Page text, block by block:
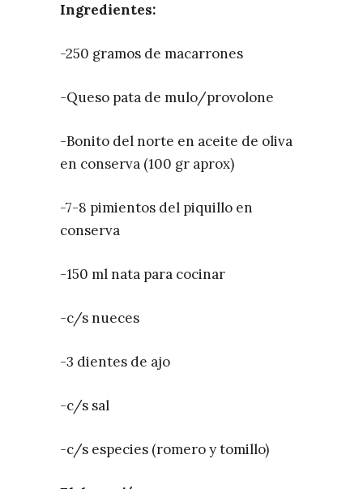
Ingredientes:
-250 gramos de macarrones
-Queso pata de mulo/provolone
-Bonito del norte en aceite de oliva
en conserva (100 gr aprox)
-7-8 pimientos del piquillo en
conserva
-150 ml nata para cocinar
-c/s nueces
-3 dientes de ajo
-c/s sal
-c/s especies (romero y tomillo)